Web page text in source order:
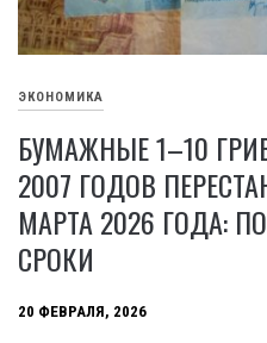
ЭКОНОМИКА
БУМАЖНЫЕ 1–10
2007 ГОДОВ
МАРТА 2026 ГОДА:
СРОКИ
20 ФЕВРАЛЯ, 2026